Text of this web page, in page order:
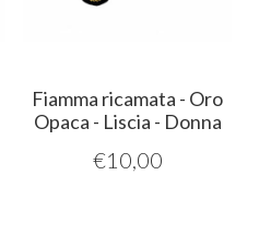
Fiamma ricamata - Oro
Opaca - Liscia - Donna
€10,00